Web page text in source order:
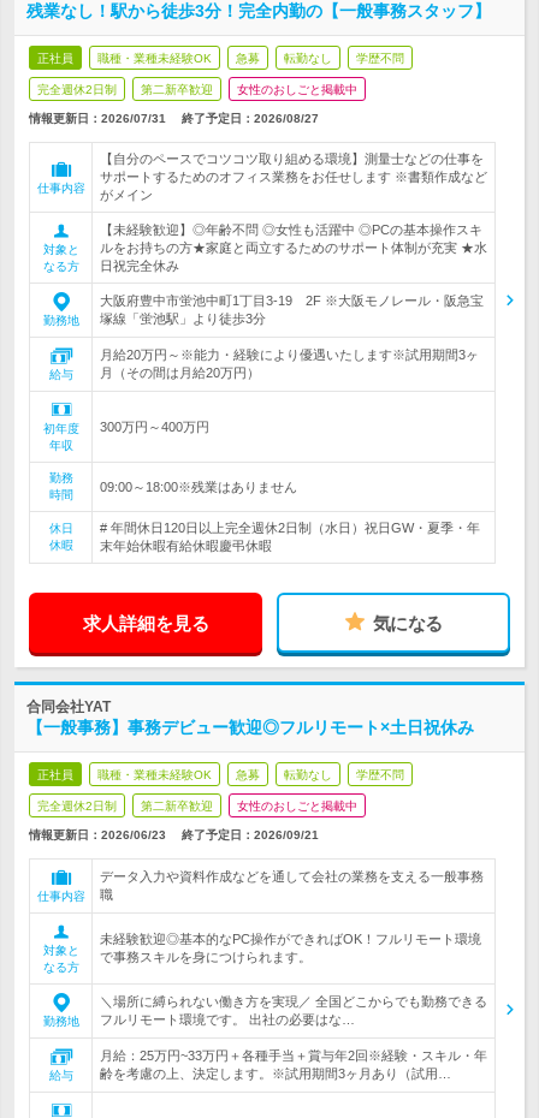
残業なし！駅から徒歩3分！完全内勤の【一般事務スタッフ】
正社員 職種・業種未経験OK 急募 転勤なし 学歴不問
完全週休2日制 第二新卒歓迎 女性のおしごと掲載中
情報更新日：2026/07/31 終了予定日： 2026/08/27
仕事内容
【自分のペースでコツコツ取り組める環境】測量士などの仕事を
サポートするためのオフィス業務をお任せします ※書類作成など
がメイン
対象と
なる方
【未経験歓迎】◎年齢不問 ◎女性も活躍中 ◎PCの基本操作スキ
ルをお持ちの方★家庭と両立するためのサポート体制が充実 ★水
日祝完全休み
勤務地
大阪府豊中市蛍池中町1丁目3-19 2F ※大阪モノレール・阪急宝
塚線「蛍池駅」より徒歩3分
給与
月給20万円～※能力・経験により優遇いたします※試用期間3ヶ
月（その間は月給20万円）
初年度
年収
300万円～400万円
勤務
時間
09:00～18:00※残業はありません
休日
休暇
# 年間休日120日以上完全週休2日制（水日）祝日GW・夏季・年
末年始休暇有給休暇慶弔休暇
求人詳細を見る 気になる
合同会社YAT
【一般事務】事務デビュー歓迎◎フルリモート×土日祝休み
正社員 職種・業種未経験OK 急募 転勤なし 学歴不問
完全週休2日制 第二新卒歓迎 女性のおしごと掲載中
情報更新日：2026/06/23 終了予定日： 2026/09/21
仕事内容
データ入力や資料作成などを通して会社の業務を支える一般事務
職
対象と
なる方
未経験歓迎◎基本的なPC操作ができればOK！フルリモート環境
で事務スキルを身につけられます。
勤務地
＼場所に縛られない働き方を実現／ 全国どこからでも勤務できる
フルリモート環境です。 出社の必要はな…
給与
月給：25万円~33万円＋各種手当＋賞与年2回※経験・スキル・年
齢を考慮の上、決定します。※試用期間3ヶ月あり（試用…